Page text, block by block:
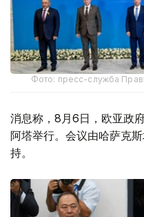
Фото: пресс-служба
消息称，8月6日，欧亚政
阿塔举行。会议由哈萨克
持。